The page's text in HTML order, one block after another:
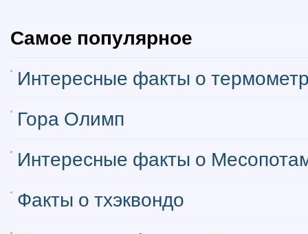
Самое популярное
Интересные факты о
Гора Олимп
Интересные факты о
Факты о тхэквондо